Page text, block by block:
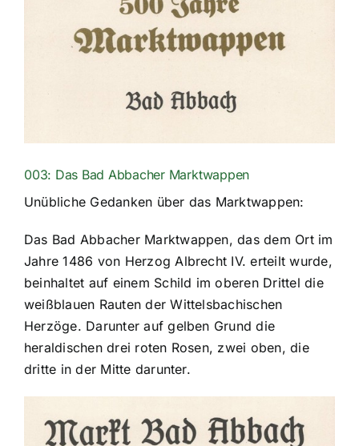
003: Das Bad Abbacher Marktwappen
Unübliche Gedanken über das Marktwappen:
Das Bad Abbacher Marktwappen, das dem Ort im
Jahre 1486 von Herzog Albrecht IV. erteilt wurde,
beinhaltet auf einem Schild im oberen Drittel die
weißblauen Rauten der Wittelsbachischen
Herzöge. Darunter auf gelben Grund die
heraldischen drei roten Rosen, zwei oben, die
dritte in der Mitte darunter.